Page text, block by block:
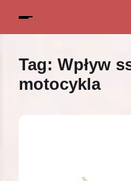
Tag: Wpływ
motocykla